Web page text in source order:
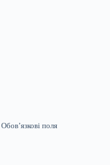
Обов’язкові поля